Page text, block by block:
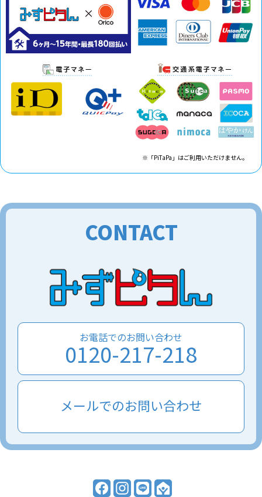
※「PiTaPa」はご利用いただけません。
CONTACT
お電話でのお問い合わせ
0120-217-218
メールでのお問い合わせ